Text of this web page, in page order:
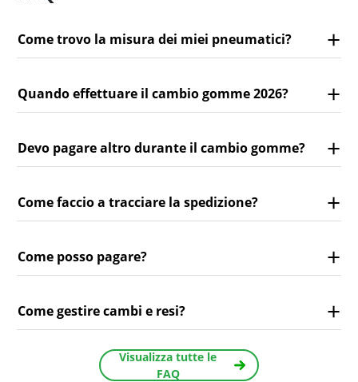
Come trovo la misura dei miei pneumatici?
Quando effettuare il cambio gomme 2026?
Devo pagare altro durante il cambio gomme?
Come faccio a tracciare la spedizione?
Come posso pagare?
Come gestire cambi e resi?
Visualizza tutte le
FAQ